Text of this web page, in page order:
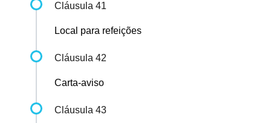
Cláusula 41
Local para refeições
Cláusula 42
Carta-aviso
Cláusula 43